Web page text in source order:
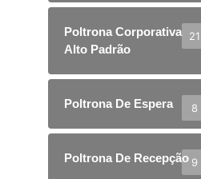
Poltrona Corporativa
Alto Padrão
21
Poltrona De Espera 8
Poltrona De Recepção 9